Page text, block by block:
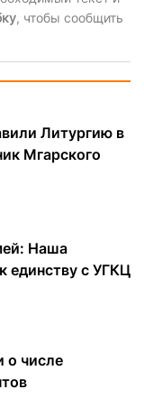
, чтобы сообщить
Литургию в
Мгарского
Наша
единству с УГКЦ
о числе